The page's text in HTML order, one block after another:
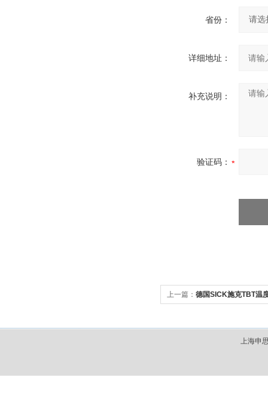
省份：
详细地址：
补充说明：
验证码：
上一篇： 德国SICK施克TBT温
上海申